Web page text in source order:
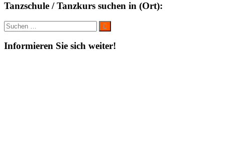
Tanzschule / Tanzkurs suchen in (Ort):
Suche
nach:
Suchen
Informieren Sie sich weiter!